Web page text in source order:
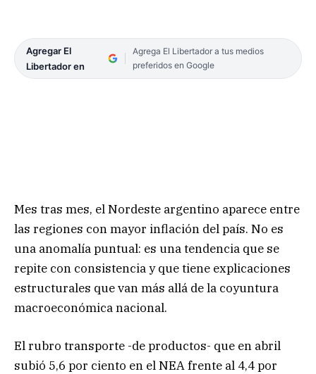
Agregar El
Libertador en
Agrega El Libertador a tus medios
preferidos en Google
Mes tras mes, el Nordeste argentino aparece entre
las regiones con mayor inflación del país. No es
una anomalía puntual: es una tendencia que se
repite con consistencia y que tiene explicaciones
estructurales que van más allá de la coyuntura
macroeconómica nacional.
El rubro transporte -de productos- que en abril
subió 5,6 por ciento en el NEA frente al 4,4 por